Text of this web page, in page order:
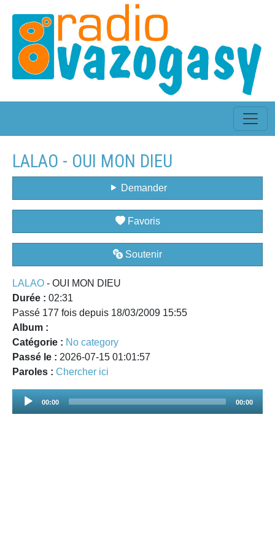
LALAO - OUI MON DIEU
Demander
Favoris
Soutenir
LALAO - OUI MON DIEU
Durée : 02:31
Passé 177 fois depuis 18/03/2009 15:55
Album :
Catégorie : No category
Passé le : 2026-07-15 01:01:57
Paroles : Chercher ici
Audio
00:00 00:00